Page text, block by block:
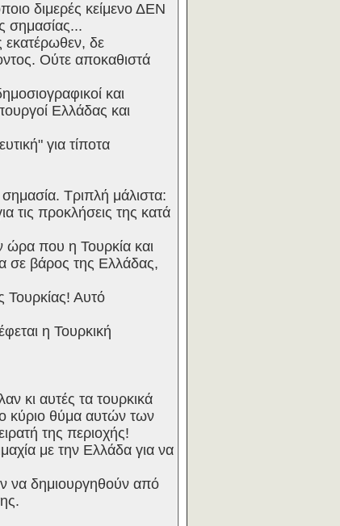
διμερές κείμενο ΔΕΝ
σημασίας...
εκατέρωθεν, δε
Ούτε αποκαθιστά
και
Ελλάδας και
για τίποτα
Τριπλή μάλιστα:
τις προκλήσεις της κατά
ώρα που η Τουρκία και
σε βάρος της Ελλάδας,
Τουρκίας! Αυτό
η Τουρκική
κι αυτές τα τουρκικά
κύριο θύμα αυτών των
της περιοχής!
με την Ελλάδα για να
να δημιουργηθούν από